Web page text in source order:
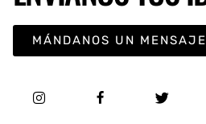
MÁNDANOS UN MENSAJE